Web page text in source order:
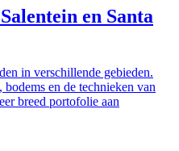
en Santa
in verschillende gebieden.
en de technieken van
breed portofolie aan